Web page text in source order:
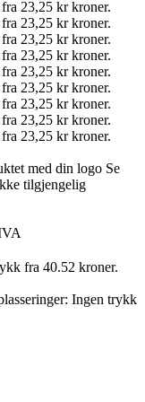
med din logo Se
tilgjengelig
Ingen trykk